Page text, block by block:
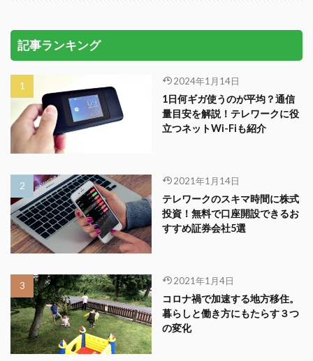
記事ランキング
2024年1月14日
1日何ギガ使うのが平均？通信
量目安を解説！テレワークに役
立つネットWi-Fiも紹介
2021年1月14日
テレワークのスキマ時間に株式
投資！無料で口座開設できるお
すすめ証券会社5選
2021年1月4日
コロナ禍で加速する地方移住。
暮らしと働き方にもたらす３つ
の変化